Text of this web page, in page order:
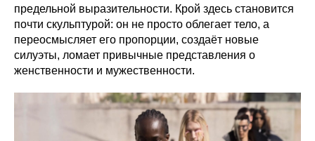
предельной выразительности. Крой здесь становится
почти скульптурой: он не просто облегает тело, а
переосмысляет его пропорции, создаёт новые
силуэты, ломает привычные представления о
женственности и мужественности.